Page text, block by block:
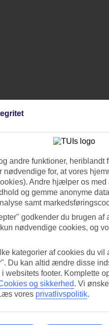
andre funktioner, heriblandt
nødvendige for, at vores
Andre hjælper os
og gemme anonyme
samt
godkender du brugen af
nødvendige cookies, og
kategorier af cookies du vil
Du kan altid ændre disse
websitets footer. Komplette
og sikkerhed. Vi
vores privatlivspolitik.